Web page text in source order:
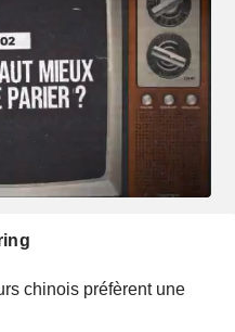
chinois préfèrent une